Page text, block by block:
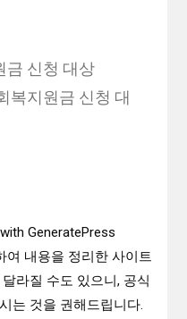
금 신청 대상
복지원금 신청 대
GeneratePress
여 내용을 정리한 사이트
라질 수도 있으니, 공식
는 것을 권해드립니다.